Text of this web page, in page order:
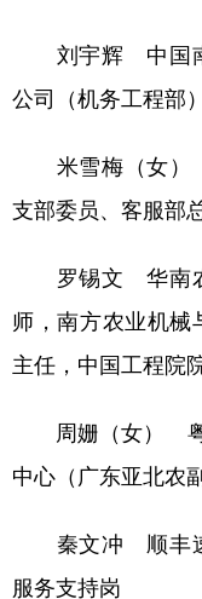
刘宇辉 中国南
公司（机务工程部
米雪梅（女）
支部委员、客服部
罗锡文 华南农
师，南方农业机械
主任，中国工程院
周姗（女） 粤
中心（广东亚北农
秦文冲 顺丰速
服务支持岗